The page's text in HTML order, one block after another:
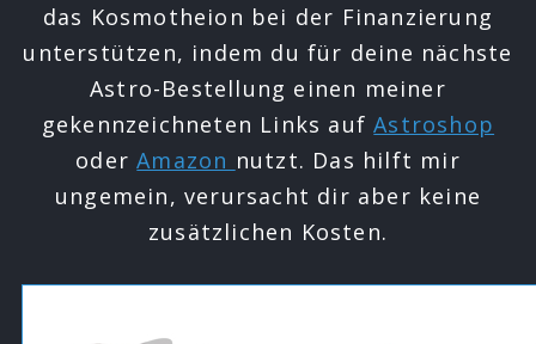
das Kosmotheion bei der Finanzierung
unterstützen, indem du für deine nächste
Astro-Bestellung einen meiner
gekennzeichneten Links aufAstroshop
oderAmazon nutzt. Das hilft mir
ungemein, verursacht dir aber keine
zusätzlichen Kosten.